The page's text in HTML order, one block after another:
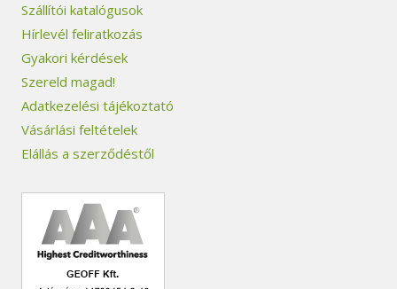
Szállítói katalógusok
Hírlevél feliratkozás
Gyakori kérdések
Szereld magad!
Adatkezelési tájékoztató
Vásárlási feltételek
Elállás a szerződéstől